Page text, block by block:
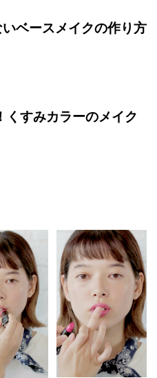
ベースメイクの作り方
すみカラーのメイク